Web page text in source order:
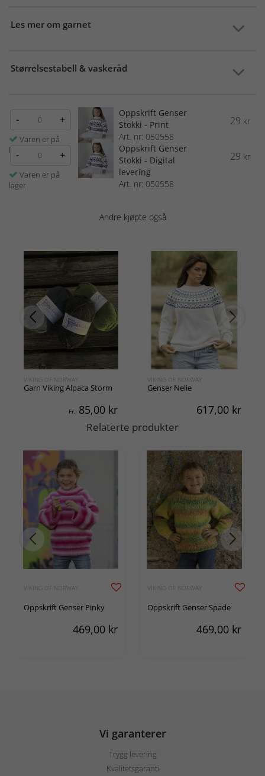
Les mer om garnet
Størrelsestabell & vaskeråd
- +
Varen er på
lager
Oppskrift Genser
Stokki - Print
Art. nr: 050558
29 kr
- +
Varen er på
lager
Oppskrift Genser
Stokki - Digital
levering
Art. nr: 050558
29 kr
Andre kjøpte også
VIKING OF NORWAY
Garn Viking Alpaca Storm
Fr. 85,00 kr
VIKING OF NORWAY
Genser Nelie
617,00 kr
Relaterte produkter
VIKING OF NORWAY
Oppskrift Genser Pinky
469,00 kr
VIKING OF NORWAY
Oppskrift Genser Spade
469,00 kr
Vi garanterer
Trygg levering
Kvalitetsgaranti